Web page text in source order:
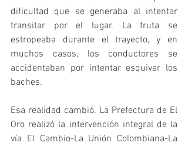
dificultad que se generaba al intentar
transitar por el lugar. La fruta se
estropeaba durante el trayecto, y en
muchos casos, los conductores se
accidentaban por intentar esquivar los
baches.
Esa realidad cambió. La Prefectura de El
Oro realizó la intervención integral de la
vía El Cambio-La Unión Colombiana-La